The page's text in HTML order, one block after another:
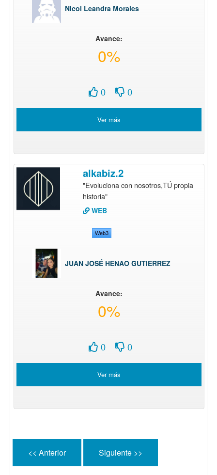
Nicol Leandra Morales
Avance:
0%
0 0
Ver más
alkabiz.2
"Evoluciona con nosotros,TÚ propia
historia"
WEB
Web3
JUAN JOSÉ HENAO GUTIERREZ
Avance:
0%
0 0
Ver más
<< Anterior Siguiente >>